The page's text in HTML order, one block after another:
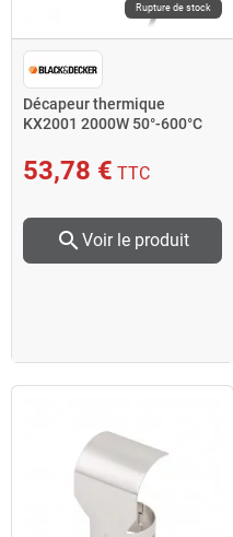
Rupture de stock
Décapeur thermique
KX2001 2000W 50°-600°C
53,78 € TTC
search Voir le produit